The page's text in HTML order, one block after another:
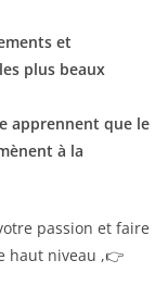
et
plus beaux
apprennent que le
à la
passion et faire
haut niveau ,👉